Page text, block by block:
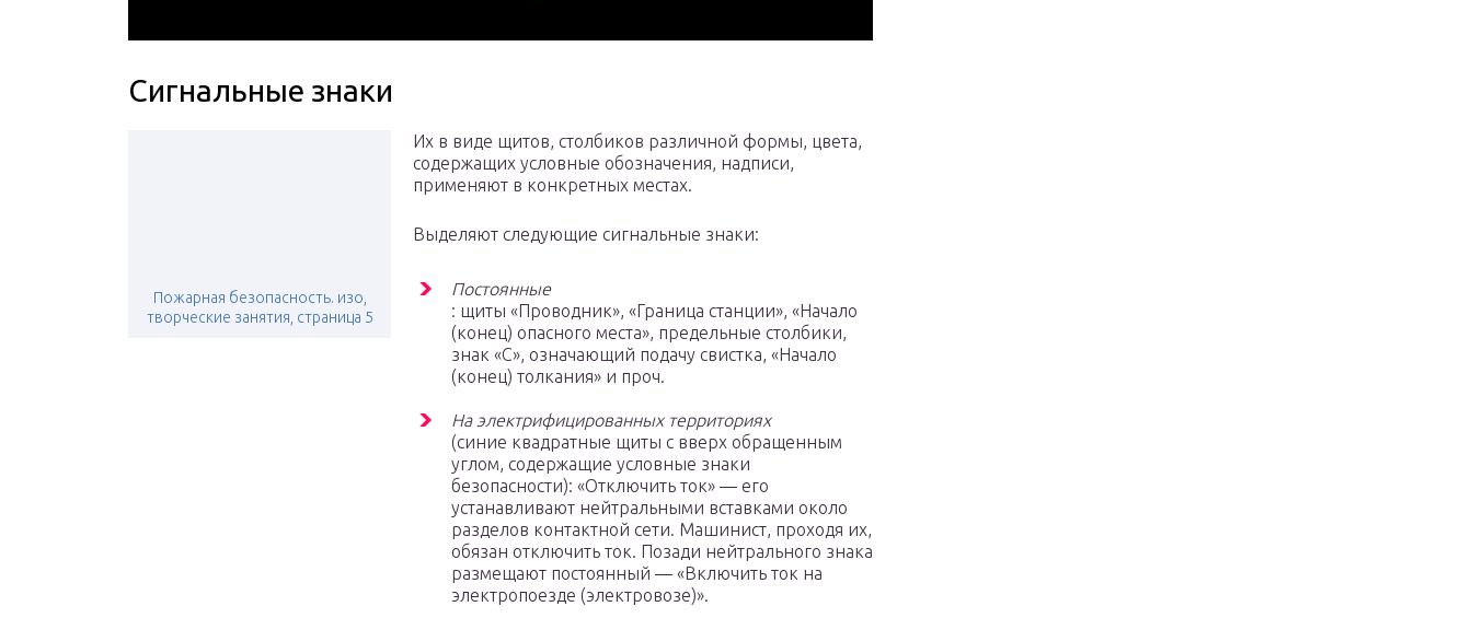
Сигнальные знаки
Пожарная безопасность. изо,
творческие занятия, страница 5
Их в виде щитов, столбиков различной формы, цвета,
содержащих условные обозначения, надписи,
применяют в конкретных местах.
Выделяют следующие сигнальные знаки:
Постоянные
: щиты «Проводник», «Граница станции», «Начало
(конец) опасного места», предельные столбики,
знак «С», означающий подачу свистка, «Начало
(конец) толкания» и проч.
На электрифицированных территориях
(синие квадратные щиты с вверх обращенным
углом, содержащие условные знаки
безопасности): «Отключить ток» — его
устанавливают нейтральными вставками около
разделов контактной сети. Машинист, проходя их,
обязан отключить ток. Позади нейтрального знака
размещают постоянный — «Включить ток на
электропоезде (электровозе)».